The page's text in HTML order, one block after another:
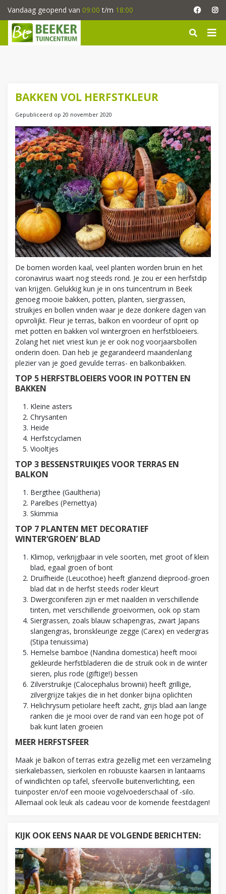
a
Vandaag geopend van 09:00 t/m 18:00
BAKKEN VOL HERFSTKLEUR
Gepubliceerd op 20 november 2020
De bomen worden kaal, veel planten worden bruin en het
coronavirus waart nog steeds rond. Je zou er een herfstdip
van krijgen. Gelukkig kun je in ons tuincentrum in Beek
genoeg mooie bakken, potten, planten, siergrassen,
struikjes en bollen vinden waar je deze donkere dagen van
opvrolijkt. Fleur je terras, balkon en voordeur of oprit op
met potten en bakken vol wintergroen en herfstbloeiers.
Zolang het niet vriest kun je er ook nog voorjaarsbollen
onderin doen. Dan heb je gegarandeerd maandenlang
plezier van je goed gevulde terras- en balkonbakken.
TOP 5 HERFSTBLOEIERS VOOR IN POTTEN EN
BAKKEN
Kleine asters
Chrysanten
Heide
Herfstcyclamen
Viooltjes
TOP 3 BESSENSTRUIKJES VOOR TERRAS EN
BALKON
Bergthee (Gaultheria)
Parelbes (Pernettya)
Skimmia
TOP 7 PLANTEN MET DECORATIEF
WINTER‘GROEN’ BLAD
Klimop, verkrijgbaar in vele soorten, met groot of klein
blad, egaal groen of bont
Druifheide (Leucothoe) heeft glanzend dieprood-groen
blad dat in de herfst steeds roder kleurt
Dwergconiferen zijn er met naalden in verschillende
tinten, met verschillende groeivormen, ook op stam
Siergrassen, zoals blauw schapengras, zwart Japans
slangengras, bronskleurige zegge (Carex) en vedergras
(Stipa tenuissima)
Hemelse bamboe (Nandina domestica) heeft mooi
gekleurde herfstbladeren die de struik ook in de winter
sieren, plus rode (giftige!) bessen
Zilverstruikje (Calocephalus brownii) heeft grillige,
zilvergrijze takjes die in het donker bijna oplichten
Helichrysum petiolare heeft zacht, grijs blad aan lange
ranken die je mooi over de rand van een hoge pot of
bak kunt laten groeien
MEER HERFSTSFEER
Maak je balkon of terras extra gezellig met een verzameling
sierkalebassen, sierkolen en robuuste kaarsen in lantaarns
of windlichten op tafel, sfeervolle buitenverlichting, een
tuinposter en/of een mooie vogelvoederschaal of -silo.
Allemaal ook leuk als cadeau voor de komende feestdagen!
KIJK OOK EENS NAAR DE VOLGENDE BERICHTEN: